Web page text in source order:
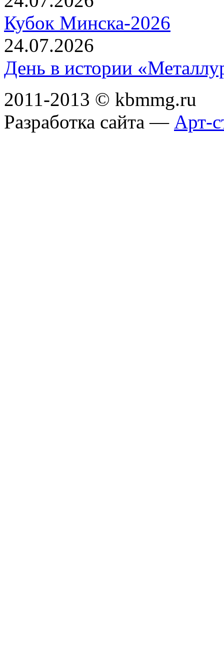
Кубок Минска-2026
24.07.2026
День в истории
2011-2013 © kbmmg.ru
Разработка сайта — Арт-